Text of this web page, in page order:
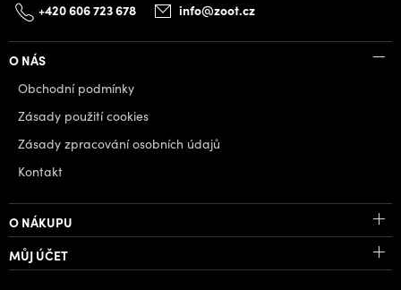
+420 606 723 678 info@zoot.cz
O NÁS
Obchodní podmínky
Zásady použití cookies
Zásady zpracování osobních údajů
Kontakt
O NÁKUPU
MŮJ ÚČET